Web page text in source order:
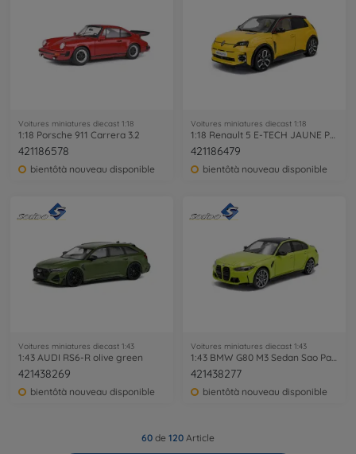
Voitures miniatures diecast 1:18
1:18 Porsche 911 Carrera 3.2
421186578
bientôtà nouveau disponible
Voitures miniatures diecast 1:18
1:18 Renault 5 E-TECH JAUNE POP 2024
421186479
bientôtà nouveau disponible
Voitures miniatures diecast 1:43
1:43 AUDI RS6-R olive green
421438269
bientôtà nouveau disponible
Voitures miniatures diecast 1:43
421438277
bientôtà nouveau disponible
60 de 120 Article